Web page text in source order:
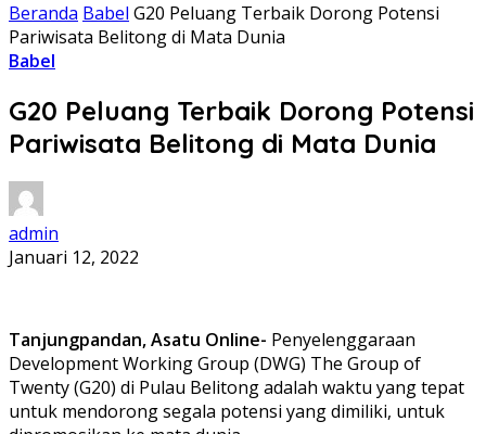
Beranda Babel G20 Peluang Terbaik Dorong Potensi
Pariwisata Belitong di Mata Dunia
Babel
G20 Peluang Terbaik Dorong Potensi
Pariwisata Belitong di Mata Dunia
admin
Januari 12, 2022
Tanjungpandan, Asatu Online- Penyelenggaraan
Development Working Group (DWG) The Group of
Twenty (G20) di Pulau Belitong adalah waktu yang tepat
untuk mendorong segala potensi yang dimiliki, untuk